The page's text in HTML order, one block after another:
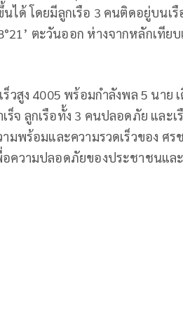
ได้ โดยมีลูกเรือ 3 คนติดอยู่บนเ
ตะวันออก ห่างจากหลักเทีย
วสูง 4005 พร้อมกำลังพล 5 นาย
ร็จ ลูกเรือทั้ง 3 คนปลอดภัย และเ
พร้อมและความรวดเร็วของ ศร
อความปลอดภัยของประชาชนแ